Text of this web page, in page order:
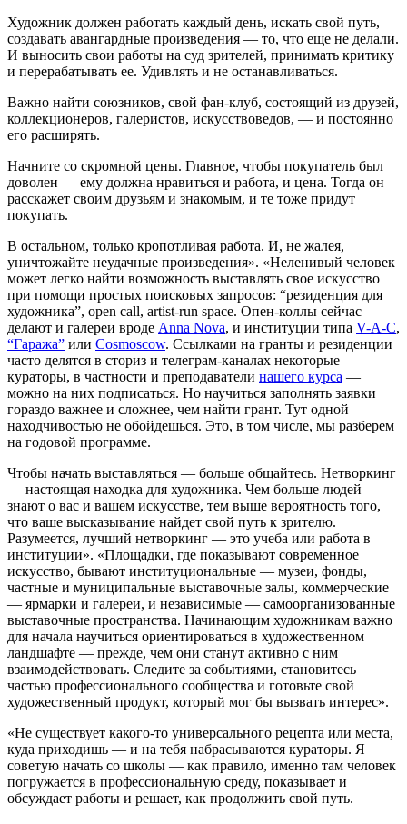
Художник должен работать каждый день, искать свой путь,
создавать авангардные произведения — то, что еще не делали.
И выносить свои работы на суд зрителей, принимать критику
и перерабатывать ее. Удивлять и не останавливаться.
Важно найти союзников, свой фан-клуб, состоящий из друзей,
коллекционеров, галеристов, искусствоведов, — и постоянно
его расширять.
Начните со скромной цены. Главное, чтобы покупатель был
доволен — ему должна нравиться и работа, и цена. Тогда он
расскажет своим друзьям и знакомым, и те тоже придут
покупать.
В остальном, только кропотливая работа. И, не жалея,
уничтожайте неудачные произведения». «Неленивый человек
может легко найти возможность выставлять свое искусство
при помощи простых поисковых запросов: “резиденция для
художника”, open call, artist-run space. Опен-коллы сейчас
делают и галереи вроде Anna Nova, и институции типа V-A-C,
“Гаража” или Cosmoscow. Ссылками на гранты и резиденции
часто делятся в сториз и телеграм-каналах некоторые
кураторы, в частности и преподаватели нашего курса —
можно на них подписаться. Но научиться заполнять заявки
гораздо важнее и сложнее, чем найти грант. Тут одной
находчивостью не обойдешься. Это, в том числе, мы разберем
на годовой программе.
Чтобы начать выставляться — больше общайтесь. Нетворкинг
— настоящая находка для художника. Чем больше людей
знают о вас и вашем искусстве, тем выше вероятность того,
что ваше высказывание найдет свой путь к зрителю.
Разумеется, лучший нетворкинг — это учеба или работа в
институции». «Площадки, где показывают современное
искусство, бывают институциональные — музеи, фонды,
частные и муниципальные выставочные залы, коммерческие
— ярмарки и галереи, и независимые — самоорганизованные
выставочные пространства. Начинающим художникам важно
для начала научиться ориентироваться в художественном
ландшафте — прежде, чем они станут активно с ним
взаимодействовать. Следите за событиями, становитесь
частью профессионального сообщества и готовьте свой
художественный продукт, который мог бы вызвать интерес».
«Не существует какого-то универсального рецепта или места,
куда приходишь — и на тебя набрасываются кураторы. Я
советую начать со школы — как правило, именно там человек
погружается в профессиональную среду, показывает и
обсуждает работы и решает, как продолжить свой путь.